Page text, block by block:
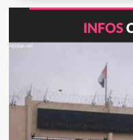
INFOS